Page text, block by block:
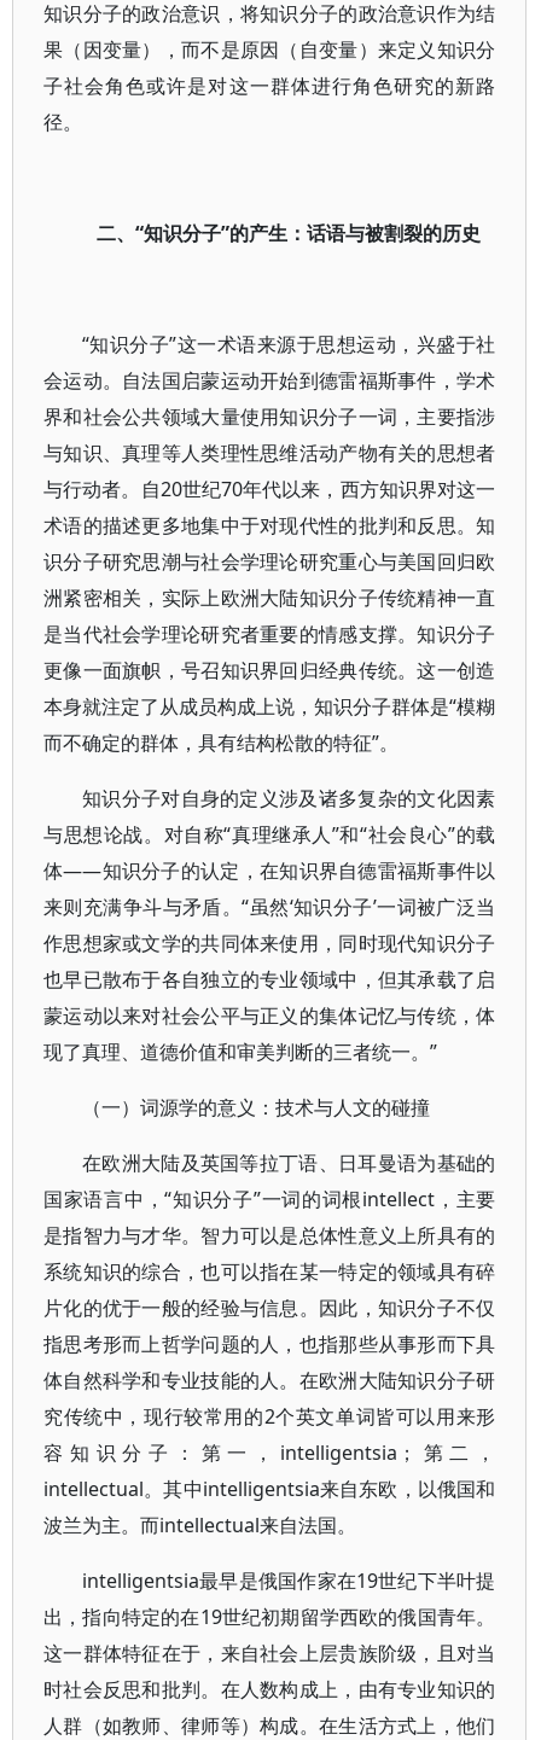
知识分子的政治意识，将知识分子的政治意识作为结
果（因变量），而不是原因（自变量）来定义知识分
子社会角色或许是对这一群体进行角色研究的新路
径。
二、“知识分子”的产生：话语与被割裂的历史
“知识分子”这一术语来源于思想运动，兴盛于社
会运动。自法国启蒙运动开始到德雷福斯事件，学术
界和社会公共领域大量使用知识分子一词，主要指涉
与知识、真理等人类理性思维活动产物有关的思想者
与行动者。自20世纪70年代以来，西方知识界对这一
术语的描述更多地集中于对现代性的批判和反思。知
识分子研究思潮与社会学理论研究重心与美国回归欧
洲紧密相关，实际上欧洲大陆知识分子传统精神一直
是当代社会学理论研究者重要的情感支撑。知识分子
更像一面旗帜，号召知识界回归经典传统。这一创造
本身就注定了从成员构成上说，知识分子群体是“模糊
而不确定的群体，具有结构松散的特征”。
知识分子对自身的定义涉及诸多复杂的文化因素
与思想论战。对自称“真理继承人”和“社会良心”的载
体——知识分子的认定，在知识界自德雷福斯事件以
来则充满争斗与矛盾。“虽然‘知识分子’一词被广泛当
作思想家或文学的共同体来使用，同时现代知识分子
也早已散布于各自独立的专业领域中，但其承载了启
蒙运动以来对社会公平与正义的集体记忆与传统，体
现了真理、道德价值和审美判断的三者统一。”
（一）词源学的意义：技术与人文的碰撞
在欧洲大陆及英国等拉丁语、日耳曼语为基础的
国家语言中，“知识分子”一词的词根intellect，主要
是指智力与才华。智力可以是总体性意义上所具有的
系统知识的综合，也可以指在某一特定的领域具有碎
片化的优于一般的经验与信息。因此，知识分子不仅
指思考形而上哲学问题的人，也指那些从事形而下具
体自然科学和专业技能的人。在欧洲大陆知识分子研
究传统中，现行较常用的2个英文单词皆可以用来形
容知识分子：第一，intelligentsia；第二，
intellectual。其中intelligentsia来自东欧，以俄国和
波兰为主。而intellectual来自法国。
intelligentsia最早是俄国作家在19世纪下半叶提
出，指向特定的在19世纪初期留学西欧的俄国青年。
这一群体特征在于，来自社会上层贵族阶级，且对当
时社会反思和批判。在人数构成上，由有专业知识的
人群（如教师、律师等）构成。在生活方式上，他们